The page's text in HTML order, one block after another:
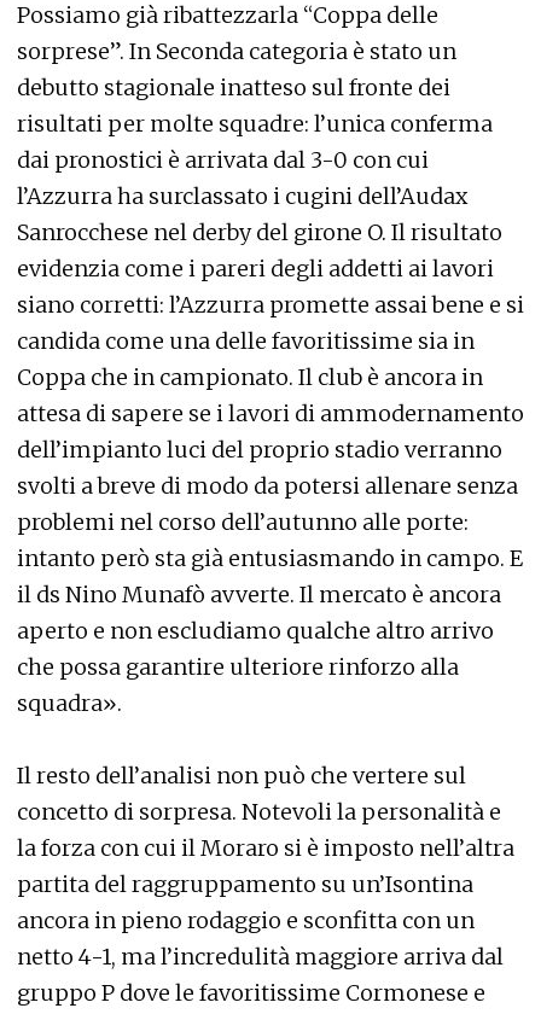
Possiamo già ribattezzarla “Coppa delle
sorprese”. In Seconda categoria è stato un
debutto stagionale inatteso sul fronte dei
risultati per molte squadre: l’unica conferma
dai pronostici è arrivata dal 3-0 con cui
l’Azzurra ha surclassato i cugini dell’Audax
Sanrocchese nel derby del girone O. Il risultato
evidenzia come i pareri degli addetti ai lavori
siano corretti: l’Azzurra promette assai bene e si
candida come una delle favoritissime sia in
Coppa che in campionato. Il club è ancora in
attesa di sapere se i lavori di ammodernamento
dell’impianto luci del proprio stadio verranno
svolti a breve di modo da potersi allenare senza
problemi nel corso dell’autunno alle porte:
intanto però sta già entusiasmando in campo. E
il ds Nino Munafò avverte. Il mercato è ancora
aperto e non escludiamo qualche altro arrivo
che possa garantire ulteriore rinforzo alla
squadra».
Il resto dell’analisi non può che vertere sul
concetto di sorpresa. Notevoli la personalità e
la forza con cui il Moraro si è imposto nell’altra
partita del raggruppamento su un’Isontina
ancora in pieno rodaggio e sconfitta con un
netto 4-1, ma l’incredulità maggiore arriva dal
gruppo P dove le favoritissime Cormonese e